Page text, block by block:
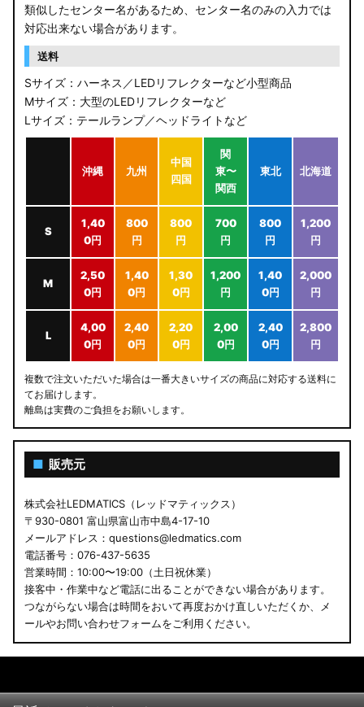
類似したセンター名があるため、センター名のみの入力では
対応出来ない場合があります。
送料
Sサイズ：ハーネス／LEDリフレクターなど小型商品
Mサイズ：大型のLEDリフレクターなど
Lサイズ：テールランプ／ヘッドライトなど
沖縄 九州
中国
四国
関
東〜
関西
東北 北海道
S
1,40
0円
800
円
800
円
700
円
800
円
1,200
円
M
2,50
0円
1,40
0円
1,30
0円
1,200
円
1,40
0円
2,000
円
L
4,00
0円
2,40
0円
2,20
0円
2,00
0円
2,40
0円
2,800
円
複数で注文いただいた場合は一番大きいサイズの商品に対応する送料に
てお届けします。
離島は実費のご負担をお願いします。
■ 販売元
株式会社LEDMATICS（レッドマティックス）
〒930-0801 富山県富山市中島4-17-10
メールアドレス：questions@ledmatics.com
電話番号：076-437-5635
営業時間：10:00〜19:00（土日祝休業）
接客中・作業中など電話に出ることができない場合があります。
つながらない場合は時間をおいて再度おかけ直しいただくか、メ
ールやお問い合わせフォームをご利用ください。